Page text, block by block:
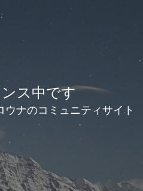
ス中です
ナのコミュニティサイト